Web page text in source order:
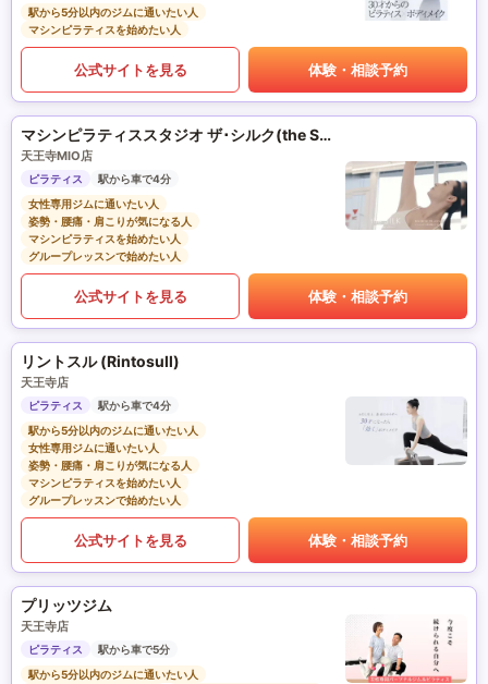
駅から5分以内のジムに通いたい人
マシンピラティスを始めたい人
公式サイトを見る 体験・相談予約
マシンピラティススタジオ ザ･シルク(the SILK)
天王寺MIO店
ピラティス
駅から車で4分
女性専用ジムに通いたい人
姿勢・腰痛・肩こりが気になる人
マシンピラティスを始めたい人
グループレッスンで始めたい人
公式サイトを見る 体験・相談予約
リントスル (Rintosull)
天王寺店
ピラティス
駅から車で4分
駅から5分以内のジムに通いたい人
女性専用ジムに通いたい人
姿勢・腰痛・肩こりが気になる人
マシンピラティスを始めたい人
グループレッスンで始めたい人
公式サイトを見る 体験・相談予約
プリッツジム
天王寺店
ピラティス
駅から車で5分
駅から5分以内のジムに通いたい人